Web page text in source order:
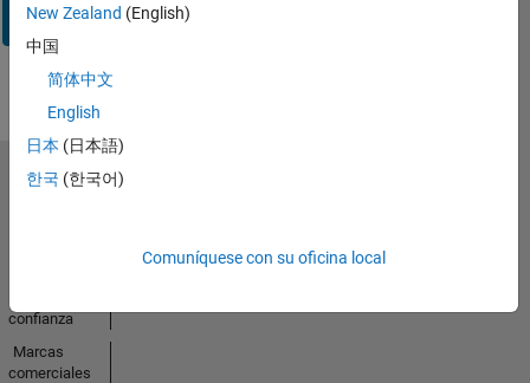
Iniciar
New Zealand (English)
中国
简体中文
English
日本 (日本語)
한국 (한국어)
Comuníquese con su oficina local
Seleccione un país/idioma
confianza
Marcas
comerciales